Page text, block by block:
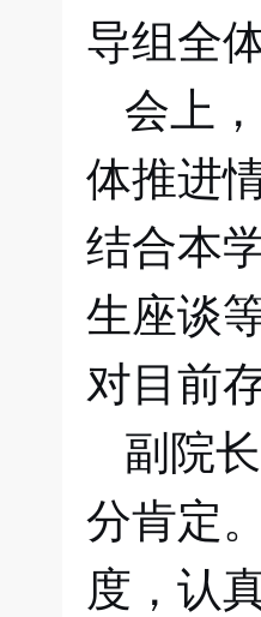
导组全
会上
体推进
结合本
生座谈
对目前
副院
分肯定
度，认